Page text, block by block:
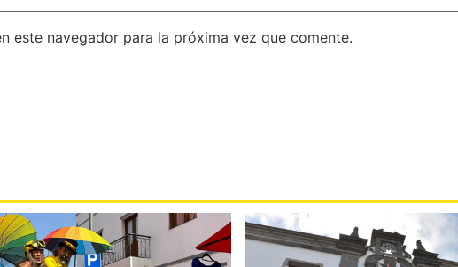
este navegador para la próxima vez que comente.